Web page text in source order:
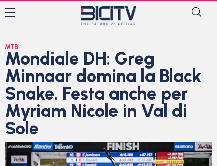
MTB
Mondiale DH: Greg
Minnaar domina la Black
Snake. Festa anche per
Myriam Nicole in Val di
Sole